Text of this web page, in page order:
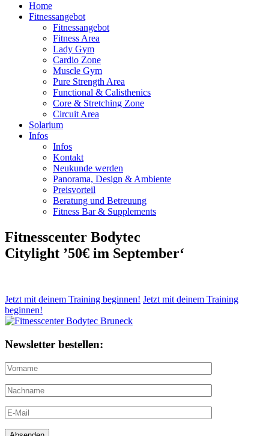
Home
Fitnessangebot
Fitnessangebot
Fitness Area
Lady Gym
Cardio Zone
Muscle Gym
Pure Strength Area
Functional & Calisthenics
Core & Stretching Zone
Circuit Area
Solarium
Infos
Infos
Kontakt
Neukunde werden
Panorama, Design & Ambiente
Preisvorteil
Beratung und Betreuung
Fitness Bar & Supplements
Fitnesscenter Bodytec
Citylight ’50€ im September‘
Jetzt mit deinem Training beginnen! Jetzt mit deinem Training
beginnen!
Newsletter bestellen: